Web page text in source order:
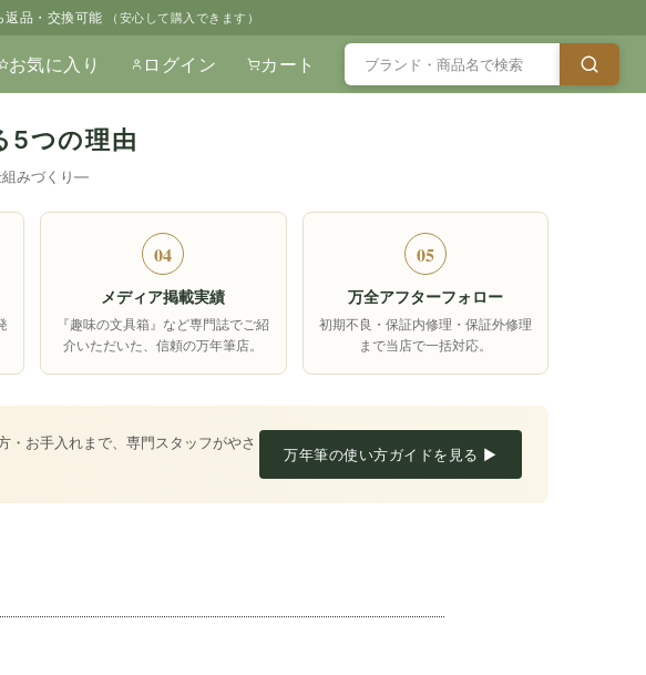
返品・交換可能 （安心して購入できます）
お気に入り ログイン カート
5つの理由
組みづくり―
04
メディア掲載実績
『趣味の文具箱』など専門誌でご紹
介いただいた、信頼の万年筆店。
05
万全アフターフォロー
初期不良・保証内修理・保証外修理
まで当店で一括対応。
お手入れまで、専門スタッフがやさ
万年筆の使い方ガイドを見る ▶